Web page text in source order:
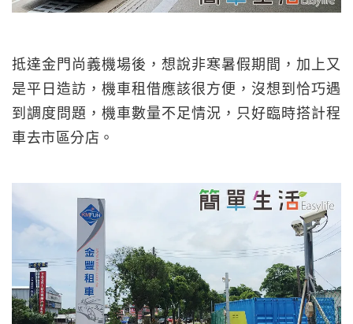
抵達金門尚義機場後，想說非寒暑假期間，加上又
是平日造訪，機車租借應該很方便，沒想到恰巧遇
到調度問題，機車數量不足情況，只好臨時搭計程
車去市區分店。